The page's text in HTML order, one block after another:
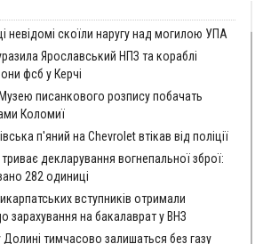
невідомі скоїли наругу над могилою УПА
Ярославський НПЗ та кораблі
фсб у Керчі
писанкового розпису побачать
Коломиї
п'яний на Chevrolet втікав від поліції
декларування вогнепальної зброї:
282 одиниці
вступників отримали
зарахування на бакалаврат у ВНЗ
Долині тимчасово залишаться без газу